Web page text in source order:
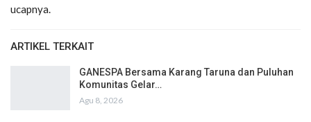
ucapnya.
ARTIKEL TERKAIT
GANESPA Bersama Karang Taruna dan Puluhan
Komunitas Gelar…
Agu 8, 2026